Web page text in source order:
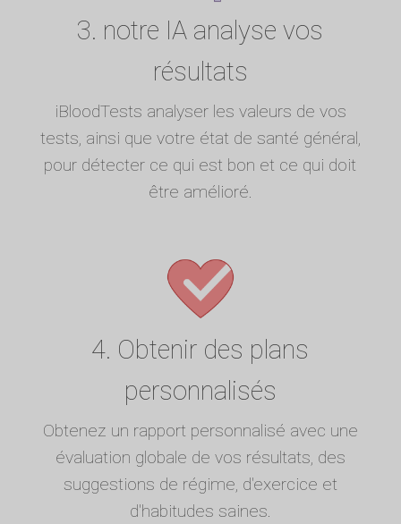
3. notre IA analyse vos
résultats
iBloodTests analyser les valeurs de vos
tests, ainsi que votre état de santé général,
pour détecter ce qui est bon et ce qui doit
être amélioré.
4. Obtenir des plans
personnalisés
Obtenez un rapport personnalisé avec une
évaluation globale de vos résultats, des
suggestions de régime, d'exercice et
d'habitudes saines.